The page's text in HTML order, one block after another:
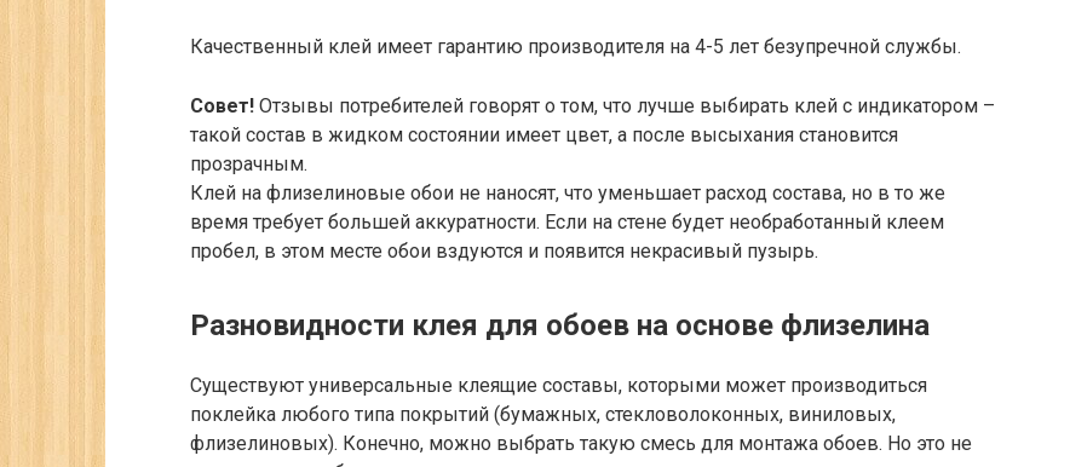
Качественный клей имеет гарантию производителя на 4-5 лет безупречной службы.
Совет! Отзывы потребителей говорят о том, что лучше выбирать клей с индикатором –
такой состав в жидком состоянии имеет цвет, а после высыхания становится
прозрачным.
Клей на флизелиновые обои не наносят, что уменьшает расход состава, но в то же
время требует большей аккуратности. Если на стене будет необработанный клеем
пробел, в этом месте обои вздуются и появится некрасивый пузырь.
Разновидности клея для обоев на основе флизелина
Существуют универсальные клеящие составы, которыми может производиться
поклейка любого типа покрытий (бумажных, стекловолоконных, виниловых,
флизелиновых). Конечно, можно выбрать такую смесь для монтажа обоев. Но это не